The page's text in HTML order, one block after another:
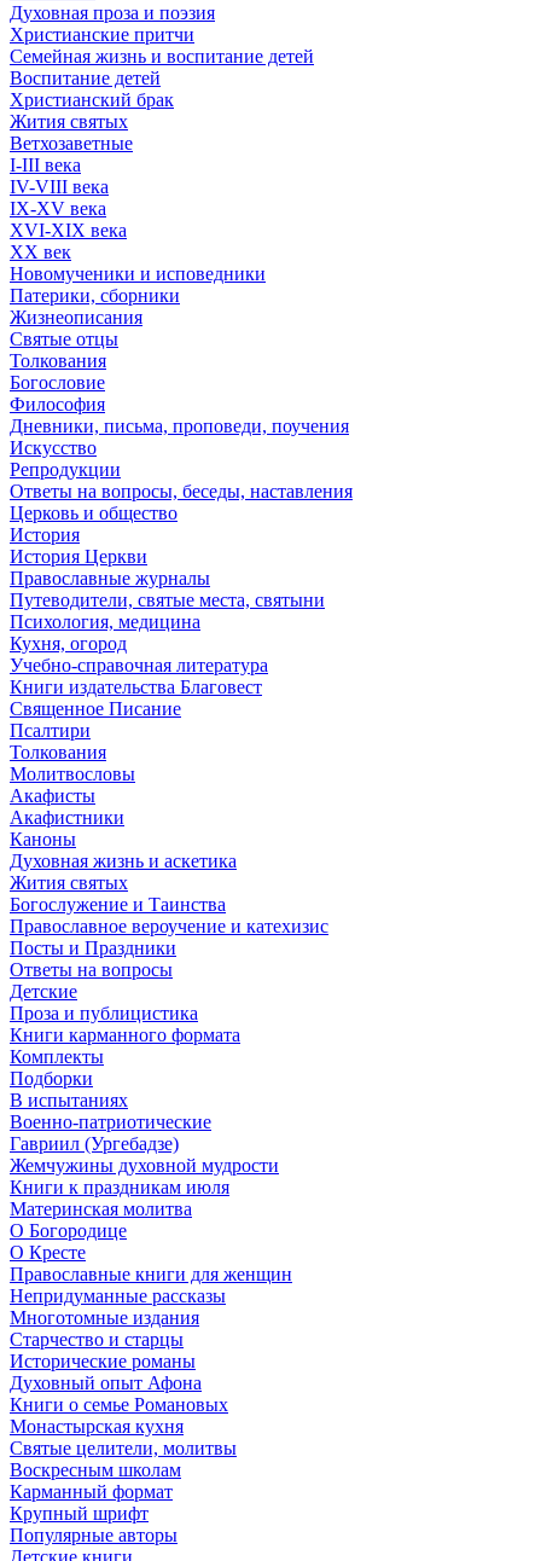
Духовная проза и поэзия
Христианские притчи
Семейная жизнь и воспитание детей
Воспитание детей
Христианский брак
Жития святых
Ветхозаветные
I-III века
IV-VIII века
IX-XV века
XVI-XIX века
XX век
Новомученики и исповедники
Патерики, сборники
Жизнеописания
Святые отцы
Толкования
Богословие
Философия
Дневники, письма, проповеди, поучения
Искусство
Репродукции
Ответы на вопросы, беседы, наставления
Церковь и общество
История
История Церкви
Православные журналы
Путеводители, святые места, святыни
Психология, медицина
Кухня, огород
Учебно-справочная литература
Книги издательства Благовест
Священное Писание
Псалтири
Толкования
Молитвословы
Акафисты
Акафистники
Каноны
Духовная жизнь и аскетика
Жития святых
Богослужение и Таинства
Православное вероучение и катехизис
Посты и Праздники
Ответы на вопросы
Детские
Проза и публицистика
Книги карманного формата
Комплекты
Подборки
В испытаниях
Военно-патриотические
Гавриил (Ургебадзе)
Жемчужины духовной мудрости
Книги к праздникам июля
Материнская молитва
О Богородице
О Кресте
Православные книги для женщин
Непридуманные рассказы
Многотомные издания
Старчество и старцы
Исторические романы
Духовный опыт Афона
Книги о семье Романовых
Монастырская кухня
Святые целители, молитвы
Воскресным школам
Карманный формат
Крупный шрифт
Популярные авторы
Детские книги